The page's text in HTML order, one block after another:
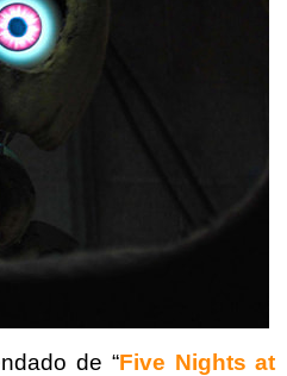
de “Five Nights at